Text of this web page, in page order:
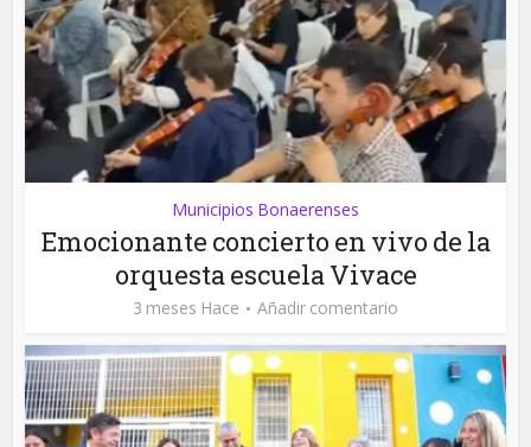
Municipios Bonaerenses
Emocionante concierto en vivo de la
orquesta escuela Vivace
3 meses Hace Añadir comentario